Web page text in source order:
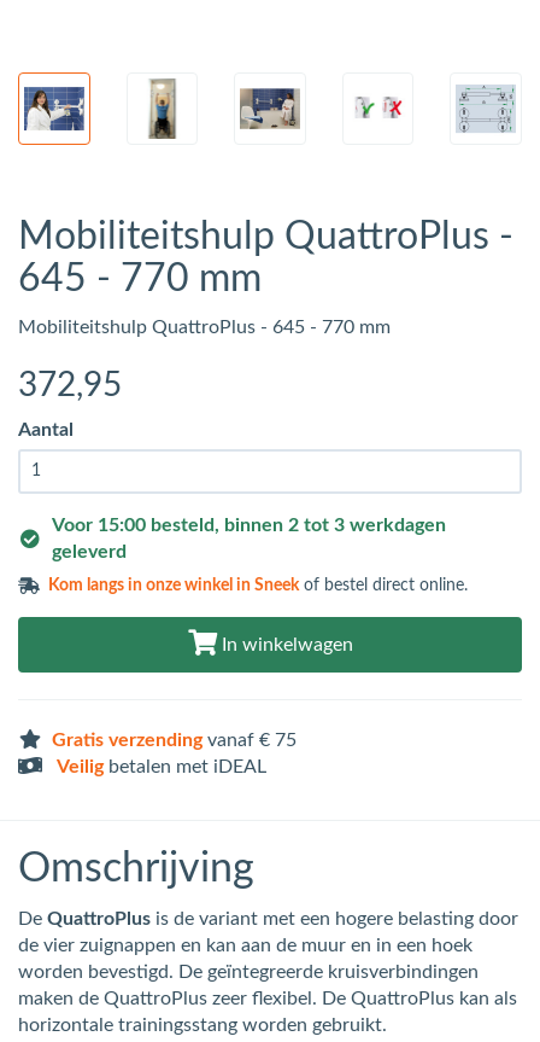
Mobiliteitshulp QuattroPlus -
645 - 770 mm
Mobiliteitshulp QuattroPlus - 645 - 770 mm
372,95
Aantal
Voor 15:00 besteld, binnen 2 tot 3 werkdagen
geleverd
Kom langs inonze winkel in Sneek of bestel direct online.
In winkelwagen
Gratis verzendingvanaf € 75
Veiligbetalen met iDEAL
Omschrijving
De QuattroPlus is de variant met een hogere belasting door
de vier zuignappen en kan aan de muur en in een hoek
worden bevestigd. De geïntegreerde kruisverbindingen
maken de QuattroPlus zeer flexibel. De QuattroPlus kan als
horizontale trainingsstang worden gebruikt.